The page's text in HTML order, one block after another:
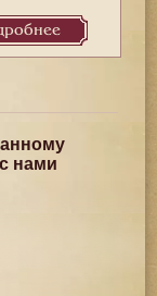
нами